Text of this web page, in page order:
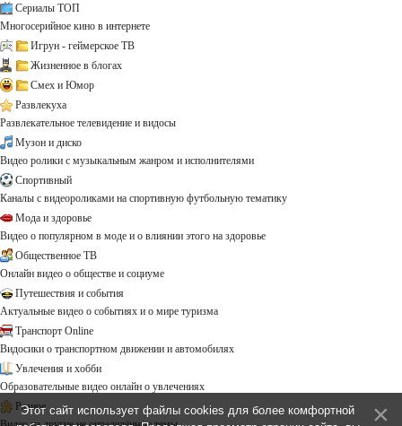
Сериалы ТОП
Многосерийное кино в интернете
Игрун - геймерское ТВ
Жизненное в блогах
Смех и Юмор
Развлекуха
Развлекательное телевидение и видосы
Музон и диско
Видео ролики с музыкальным жанром и исполнителями
Спортивный
Каналы с видеороликами на спортивную футбольную тематику
Мода и здоровье
Видео о популярном в моде и о влиянии этого на здоровье
Общественное ТВ
Онлайн видео о обществе и социуме
Путешествия и события
Актуальные видео о событиях и о мире туризма
Транспорт Online
Видосики о транспортном движении и автомобилях
Увлечения и хобби
Образовательные видео онлайн о увлечениях
Разное
Этот сайт использует файлы cookies для более комфортной